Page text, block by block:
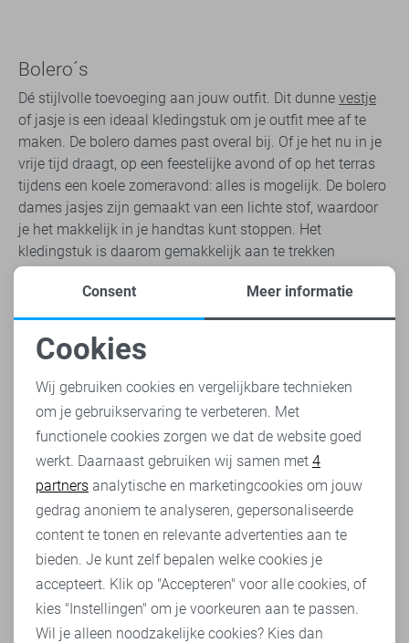
Bolero´s
Dé stijlvolle toevoeging aan jouw outfit. Dit dunne vestje
of jasje is een ideaal kledingstuk om je outfit mee af te
maken. De bolero dames past overal bij. Of je het nu in je
vrije tijd draagt, op een feestelijke avond of op het terras
tijdens een koele zomeravond: alles is mogelijk. De bolero
dames jasjes zijn gemaakt van een lichte stof, waardoor
je het makkelijk in je handtas kunt stoppen. Het
kledingstuk is daarom gemakkelijk aan te trekken
wanneer de temperaturen dalen. Zo heb je het én warm,
én zie je er trendy uit.
Diverse gelegenheden
Ben je op een feestelijke aangelegenheid? Een bolero
dames jasje maakt jouw jurk af! Kies dan voor de look die
bij jou past. Draag je het nonchalant open, of kies je voor
een meer stijlvolle look met een decoratieve strik. Het is
helemaal aan jou. De bolero dames zijn gemaakt van
verschillende stoffen. Zo biedt Sans kanten, wollen,
gehaakte en satijnen bolero’s aan.
Elegant en stijlvol
Naast dat je de bolero dames over je jurk kan dragen, kun
je het ook gebruiken als een elegante toevoeging voor je
alledaagse outfit. Boven je nette jeans en eenvoudige shirt
kan een kanten bolero juist zorgen voor een chique en
Noodzakelijke cookies
Personalisatie cookies
Analytische cookies
Marketing cookies
Consent Meer informatie
Cookies
Wij gebruiken cookies en vergelijkbare technieken
om je gebruikservaring te verbeteren. Met
functionele cookies zorgen we dat de website goed
werkt. Daarnaast gebruiken wij samen met 4
partners analytische en marketingcookies om jouw
gedrag anoniem te analyseren, gepersonaliseerde
content te tonen en relevante advertenties aan te
bieden. Je kunt zelf bepalen welke cookies je
accepteert. Klik op "Accepteren" voor alle cookies, of
kies "Instellingen" om je voorkeuren aan te passen.
Wil je alleen noodzakelijke cookies? Kies dan